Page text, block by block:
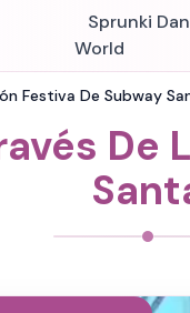
Sprunki
World
Festiva De Subway
De